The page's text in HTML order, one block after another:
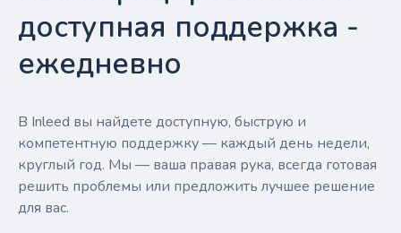
доступная поддержка -
ежедневно
В Inleed вы найдете доступную, быструю и
компетентную поддержку — каждый день недели,
круглый год. Мы — ваша правая рука, всегда готовая
решить проблемы или предложить лучшее решение
для вас.